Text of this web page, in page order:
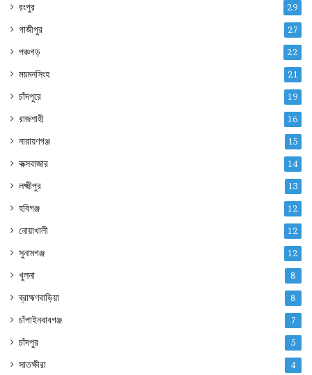
রংপুর 29
গাজীপুর 27
পঞ্চগড় 22
ময়মনসিংহ 21
চাঁদপুরে 19
রাজশাহী 16
নারায়ণগঞ্জ 15
কক্সবাজার 14
লক্ষ্মীপুর 13
হবিগঞ্জ 12
নোয়াখালী 12
সুনামগঞ্জ 12
খুলনা 8
ব্রাহ্মণবাড়িয়া 8
চাঁপাইনবাবগঞ্জ 7
চাঁদপুর 5
সাতক্ষীরা 4